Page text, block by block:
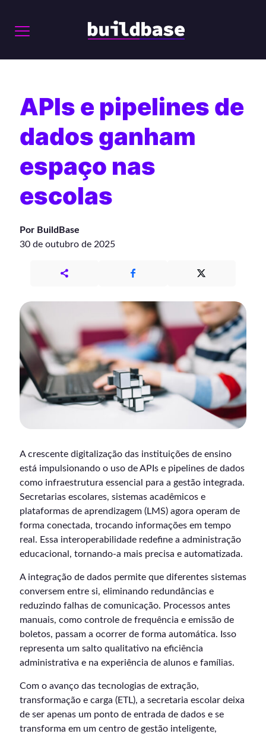
APIs e pipelines de
dados ganham
espaço nas
escolas
Por BuildBase
30 de outubro de 2025
A crescente digitalização das instituições de ensino
está impulsionando o uso de APIs e pipelines de dados
como infraestrutura essencial para a gestão integrada.
Secretarias escolares, sistemas acadêmicos e
plataformas de aprendizagem (LMS) agora operam de
forma conectada, trocando informações em tempo
real. Essa interoperabilidade redefine a administração
educacional, tornando-a mais precisa e automatizada.
A integração de dados permite que diferentes sistemas
conversem entre si, eliminando redundâncias e
reduzindo falhas de comunicação. Processos antes
manuais, como controle de frequência e emissão de
boletos, passam a ocorrer de forma automática. Isso
representa um salto qualitativo na eficiência
administrativa e na experiência de alunos e famílias.
Com o avanço das tecnologias de extração,
transformação e carga (ETL), a secretaria escolar deixa
de ser apenas um ponto de entrada de dados e se
transforma em um centro de gestão inteligente,